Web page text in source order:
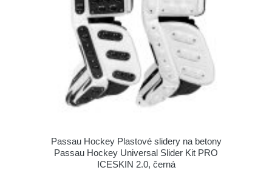
Passau Hockey Plastové slidery na betony
Passau Hockey Universal Slider Kit PRO
ICESKIN 2.0, černá